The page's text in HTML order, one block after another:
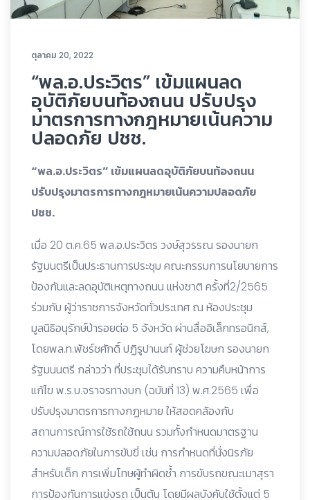
ตุลาคม 20, 2022
“พล.อ.ประวิตร” เข้มแผนลด
อุบัติภัยบนท้องถนน ปรับปรุง
มาตรการทางกฎหมายเน้นความ
ปลอดภัย ปชช.
“พล.อ.ประวิตร” เข้มแผนลดอุบัติภัยบนท้องถนน
ปรับปรุงมาตรการทางกฎหมายเน้นความปลอดภัย
ปชช.
เมื่อ 20 ต.ค.65 พล.อ.ประวิตร วงษ์สุวรรณ รองนายก
รัฐมนตรีเป็นประธานการประชุม คณะกรรมการนโยบายการ
ป้องกันและลดอุบัติเหตุทางถนน แห่งชาติ ครั้งที่2/2565
ร่วมกับ ผู้ว่าราชการจังหวัดทั่วประเทศ ณ ห้องประชุม
มูลนิธิอนุรักษ์ป่ารอยต่อ 5 จังหวัด ผ่านสื่ออิเล็กทรอนิกส์,
โดยพล.ท.พัชร์ชศักดิ์ ปฏิรูปานนท์ ผู้ช่วยโฆษก รองนายก
รัฐมนนตรี กล่าวว่า ที่ประชุมได้รับทราบ ความคืบหน้าการ
แก้ไข พ.ร.บ.จราจรทางบก (ฉบับที่ 13) พ.ศ.2565 เพื่อ
ปรับปรุงมาตรการทางกฏหมาย ให้สอดคล้องกับ
สถานการณ์การใช้รถใช้ถนน รวมทั้งกำหนดมาตรฐาน
ความปลอดภัยในการขับขี่ เช่น การกำหนดที่นั่งนิรภัย
สำหรับเด็ก การเพิ่มโทษผู้ทำผิดซ้ำ การขับรถขณะเมาสุรา
การป้องกันการแข่งรถ เป็นต้น โดยมีผลบังคับใช้ตั้งแต่ 5